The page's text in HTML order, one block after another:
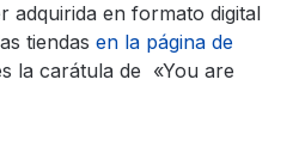
adquirida en formato digital
tiendas en la página de
la carátula de «You are